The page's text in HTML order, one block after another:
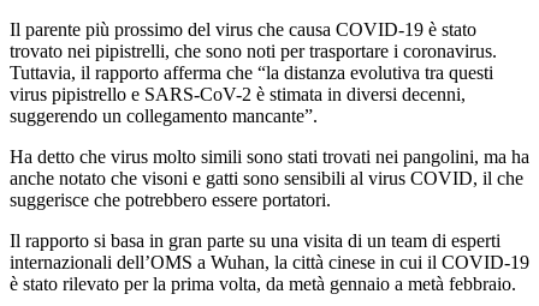
Il parente più prossimo del virus che causa COVID-19 è stato
trovato nei pipistrelli, che sono noti per trasportare i coronavirus.
Tuttavia, il rapporto afferma che “la distanza evolutiva tra questi
virus pipistrello e SARS-CoV-2 è stimata in diversi decenni,
suggerendo un collegamento mancante”.
Ha detto che virus molto simili sono stati trovati nei pangolini, ma ha
anche notato che visoni e gatti sono sensibili al virus COVID, il che
suggerisce che potrebbero essere portatori.
Il rapporto si basa in gran parte su una visita di un team di esperti
internazionali dell’OMS a Wuhan, la città cinese in cui il COVID-19
è stato rilevato per la prima volta, da metà gennaio a metà febbraio.